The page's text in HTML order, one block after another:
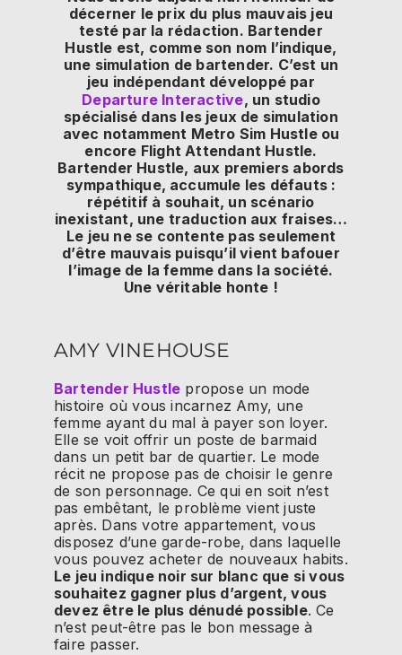
décerner le prix du plus mauvais jeu
testé par la rédaction. Bartender
Hustle est, comme son nom l’indique,
une simulation de bartender. C’est un
jeu indépendant développé par
Departure Interactive, un studio
spécialisé dans les jeux de simulation
avec notamment Metro Sim Hustle ou
encore Flight Attendant Hustle.
Bartender Hustle, aux premiers abords
sympathique, accumule les défauts :
répétitif à souhait, un scénario
inexistant, une traduction aux fraises…
Le jeu ne se contente pas seulement
d’être mauvais puisqu’il vient bafouer
l’image de la femme dans la société.
Une véritable honte !
AMY VINEHOUSE
Bartender Hustle propose un mode
histoire où vous incarnez Amy, une
femme ayant du mal à payer son loyer.
Elle se voit offrir un poste de barmaid
dans un petit bar de quartier. Le mode
récit ne propose pas de choisir le genre
de son personnage. Ce qui en soit n’est
pas embêtant, le problème vient juste
après. Dans votre appartement, vous
disposez d’une garde-robe, dans laquelle
vous pouvez acheter de nouveaux habits.
Le jeu indique noir sur blanc que si vous
souhaitez gagner plus d’argent, vous
devez être le plus dénudé possible. Ce
n’est peut-être pas le bon message à
faire passer.